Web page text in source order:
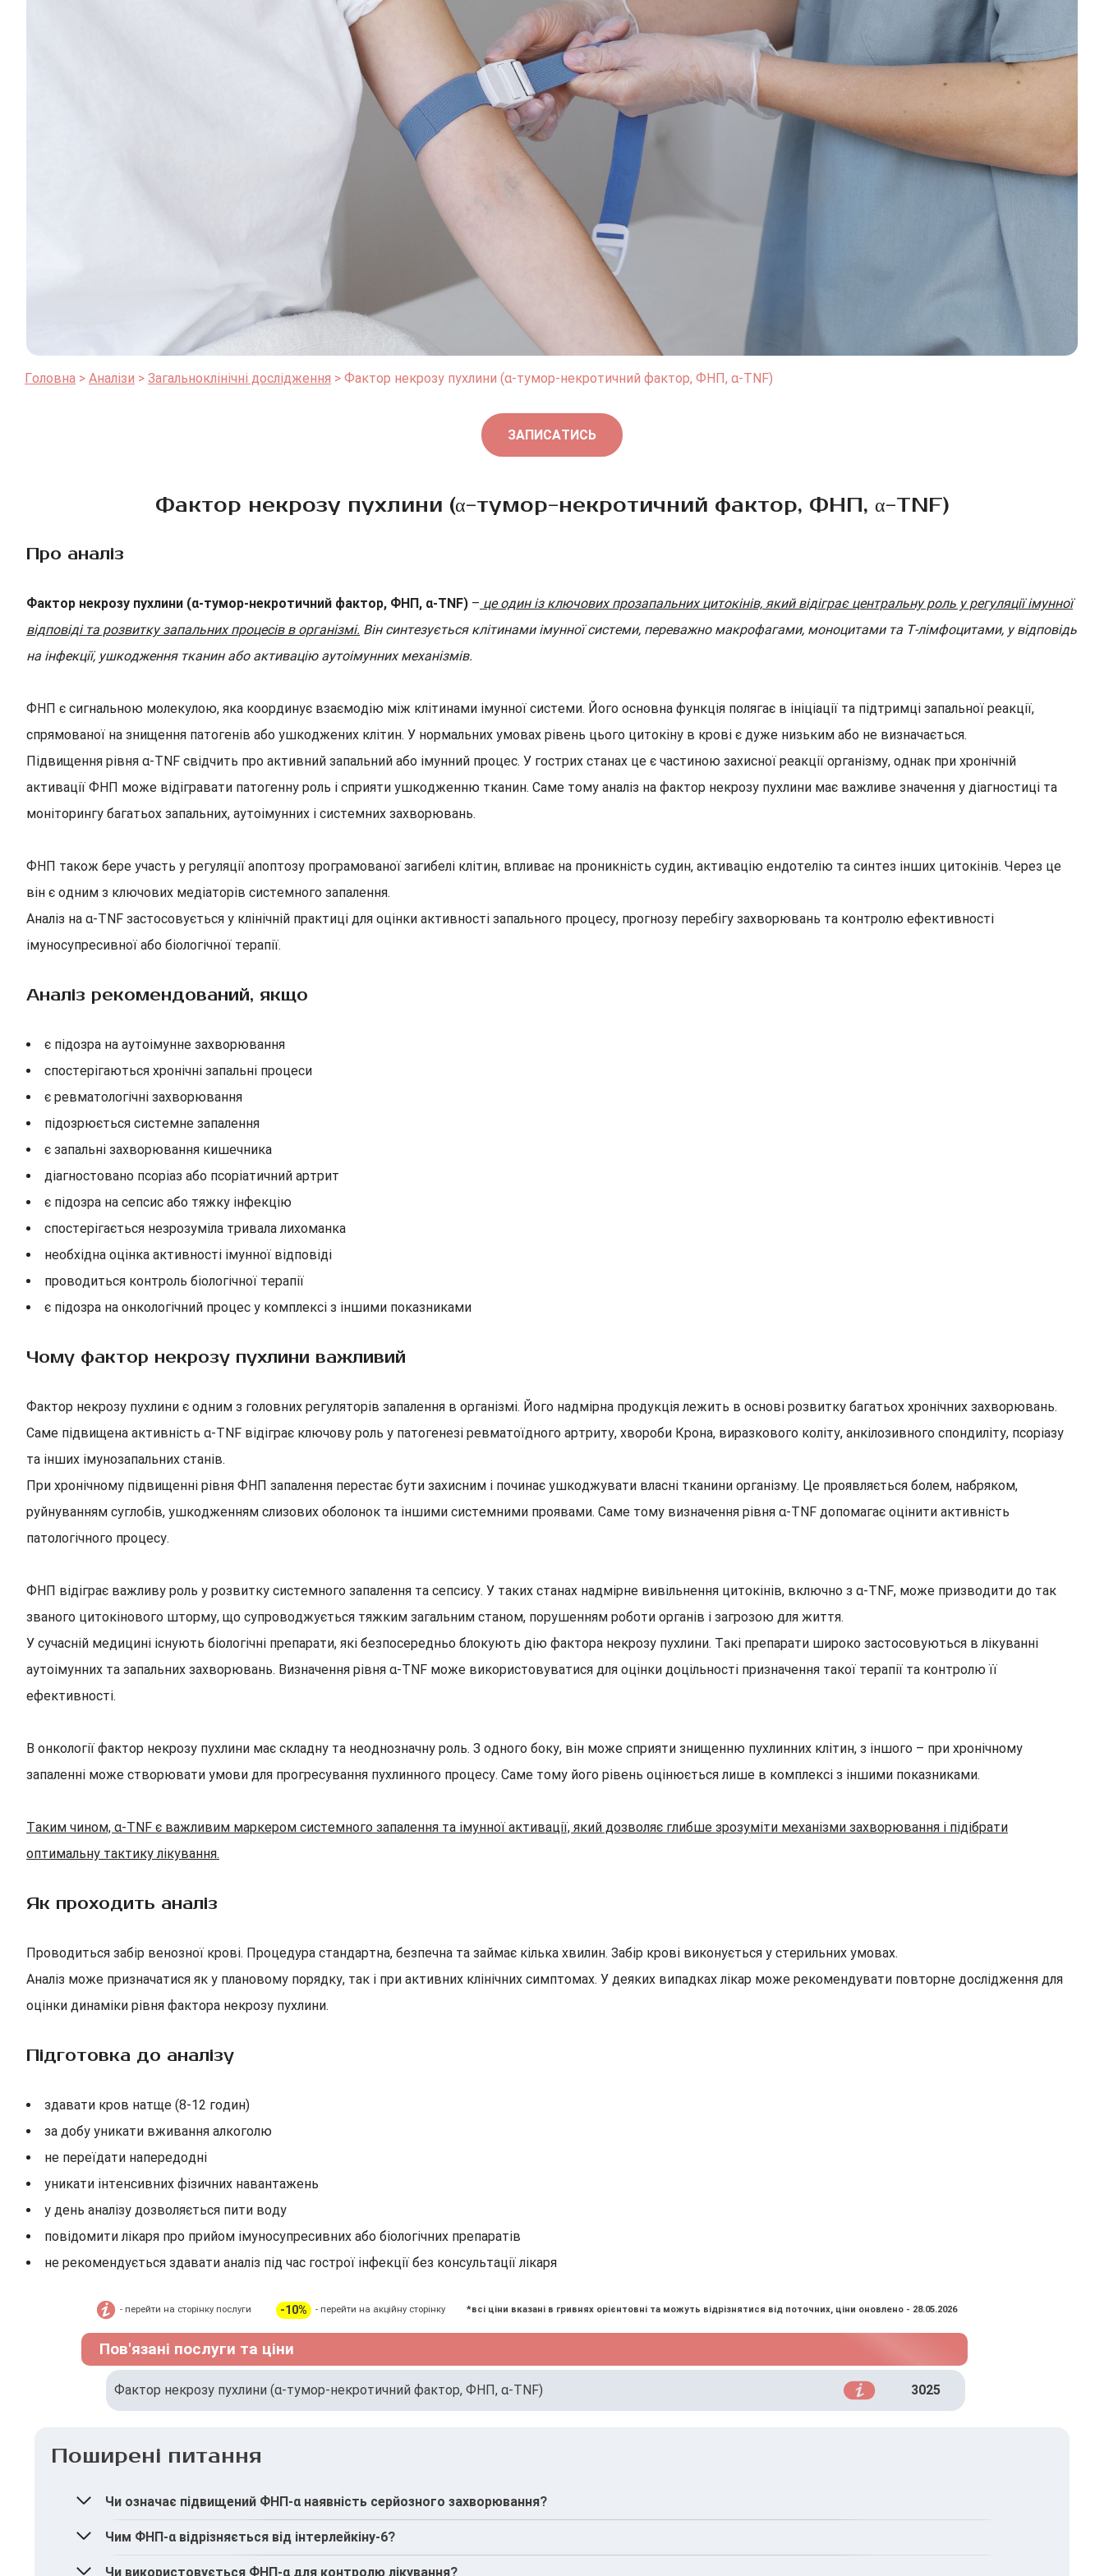
Головна Аналізи Загальноклінічні дослідження Фактор некрозу пухлини (α-тумор-некротичний фактор, ФНП, α-ТNF)
ЗАПИСАТИСЬ
Фактор некрозу пухлини (α-тумор-некротичний фактор, ФНП, α-ТNF)
Про аналіз
Фактор некрозу пухлини (α-тумор-некротичний фактор, ФНП, α-TNF) – це один із ключових прозапальних цитокінів, який відіграє центральну роль у регуляції імунної
відповіді та розвитку запальних процесів в організмі. Він синтезується клітинами імунної системи, переважно макрофагами, моноцитами та Т-лімфоцитами, у відповідь
на інфекції, ушкодження тканин або активацію аутоімунних механізмів.
ФНП є сигнальною молекулою, яка координує взаємодію між клітинами імунної системи. Його основна функція полягає в ініціації та підтримці запальної реакції,
спрямованої на знищення патогенів або ушкоджених клітин. У нормальних умовах рівень цього цитокіну в крові є дуже низьким або не визначається.
Підвищення рівня α-TNF свідчить про активний запальний або імунний процес. У гострих станах це є частиною захисної реакції організму, однак при хронічній
активації ФНП може відігравати патогенну роль і сприяти ушкодженню тканин. Саме тому аналіз на фактор некрозу пухлини має важливе значення у діагностиці та
моніторингу багатьох запальних, аутоімунних і системних захворювань.
ФНП також бере участь у регуляції апоптозу програмованої загибелі клітин, впливає на проникність судин, активацію ендотелію та синтез інших цитокінів. Через це
він є одним з ключових медіаторів системного запалення.
Аналіз на α-TNF застосовується у клінічній практиці для оцінки активності запального процесу, прогнозу перебігу захворювань та контролю ефективності
імуносупресивної або біологічної терапії.
Аналіз рекомендований, якщо
є підозра на аутоімунне захворювання
спостерігаються хронічні запальні процеси
є ревматологічні захворювання
підозрюється системне запалення
є запальні захворювання кишечника
діагностовано псоріаз або псоріатичний артрит
є підозра на сепсис або тяжку інфекцію
спостерігається незрозуміла тривала лихоманка
необхідна оцінка активності імунної відповіді
проводиться контроль біологічної терапії
є підозра на онкологічний процес у комплексі з іншими показниками
Чому фактор некрозу пухлини важливий
Фактор некрозу пухлини є одним з головних регуляторів запалення в організмі. Його надмірна продукція лежить в основі розвитку багатьох хронічних захворювань.
Саме підвищена активність α-TNF відіграє ключову роль у патогенезі ревматоїдного артриту, хвороби Крона, виразкового коліту, анкілозивного спондиліту, псоріазу
та інших імунозапальних станів.
При хронічному підвищенні рівня ФНП запалення перестає бути захисним і починає ушкоджувати власні тканини організму. Це проявляється болем, набряком,
руйнуванням суглобів, ушкодженням слизових оболонок та іншими системними проявами. Саме тому визначення рівня α-TNF допомагає оцінити активність
патологічного процесу.
ФНП відіграє важливу роль у розвитку системного запалення та сепсису. У таких станах надмірне вивільнення цитокінів, включно з α-TNF, може призводити до так
званого цитокінового шторму, що супроводжується тяжким загальним станом, порушенням роботи органів і загрозою для життя.
У сучасній медицині існують біологічні препарати, які безпосередньо блокують дію фактора некрозу пухлини. Такі препарати широко застосовуються в лікуванні
аутоімунних та запальних захворювань. Визначення рівня α-TNF може використовуватися для оцінки доцільності призначення такої терапії та контролю її
ефективності.
В онкології фактор некрозу пухлини має складну та неоднозначну роль. З одного боку, він може сприяти знищенню пухлинних клітин, з іншого – при хронічному
запаленні може створювати умови для прогресування пухлинного процесу. Саме тому його рівень оцінюється лише в комплексі з іншими показниками.
Таким чином, α-TNF є важливим маркером системного запалення та імунної активації, який дозволяє глибше зрозуміти механізми захворювання і підібрати
оптимальну тактику лікування.
Як проходить аналіз
Проводиться забір венозної крові. Процедура стандартна, безпечна та займає кілька хвилин. Забір крові виконується у стерильних умовах.
Аналіз може призначатися як у плановому порядку, так і при активних клінічних симптомах. У деяких випадках лікар може рекомендувати повторне дослідження для
оцінки динаміки рівня фактора некрозу пухлини.
Підготовка до аналізу
здавати кров натще (8-12 годин)
за добу уникати вживання алкоголю
не переїдати напередодні
уникати інтенсивних фізичних навантажень
у день аналізу дозволяється пити воду
повідомити лікаря про прийом імуносупресивних або біологічних препаратів
не рекомендується здавати аналіз під час гострої інфекції без консультації лікаря
- перейти на сторінку послуги -10% - перейти на акційну сторінку *всі ціни вказані в гривнях орієнтовні та можуть відрізнятися від поточних, ціни оновлено - 28.05.2026
Пов'язані послуги та ціни
Фактор некрозу пухлини (α-тумор-некротичний фактор, ФНП, α-ТNF) 3025
Поширені питання
Чи означає підвищений ФНП-α наявність серйозного захворювання?
Не завжди. Показник відображає активність запалення і оцінюється разом з клінічними даними та іншими аналізами.
Чим ФНП-α відрізняється від інтерлейкіну-6?
Обидва є медіаторами запалення, але ФНП-α частіше пов’язаний з ініціацією запального процесу.
Чи використовується ФНП-α для контролю лікування?